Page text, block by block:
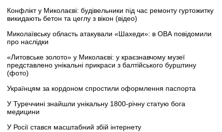
Конфлікт у Миколаєві: будівельники під час ремонту гуртожитку
викидають бетон та цеглу з вікон (відео)
Миколаївську область атакували «Шахеди»: в ОВА повідомили
про наслідки
«Литовське золото» у Миколаєві: у краєзнавчому музеї
представлено унікальні прикраси з балтійського бурштину
(фото)
Українцям за кордоном спростили оформлення паспорта
У Туреччині знайшли унікальну 1800-річну статую бога
медицини
У Росії стався масштабний збій інтернету